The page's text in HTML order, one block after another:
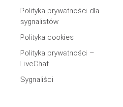
Polityka prywatności dla
sygnalistów
Polityka cookies
Polityka prywatności –
LiveChat
Sygnaliści